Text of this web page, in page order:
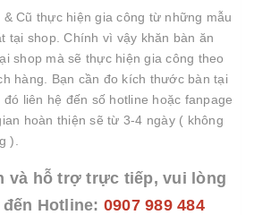
Cũ thực hiện gia công từ những mẫu
tại shop. Chính vì vậy khăn bàn ăn
shop mà sẽ thực hiện gia công theo
hàng. Bạn cần đo kích thước bàn tại
liên hệ đến số hotline hoặc fanpage
hoàn thiện sẽ từ 3-4 ngày ( không
).
và hỗ trợ trực tiếp, vui lòng
đến Hotline: 0907 989 484